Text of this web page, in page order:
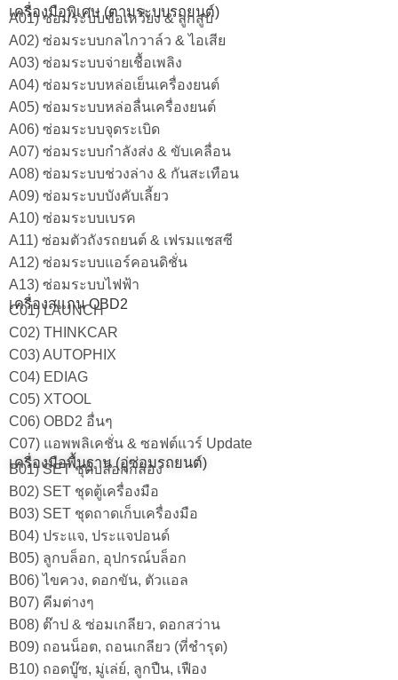
เครื่องมือพิเศษ (ตามระบบรถยนต์)
A01) ซ่อมระบบข้อเหวี่ยง & ลูกสูบ
A02) ซ่อมระบบกลไกวาล์ว & ไอเสีย
A03) ซ่อมระบบจ่ายเชื้อเพลิง
A04) ซ่อมระบบหล่อเย็นเครื่องยนต์
A05) ซ่อมระบบหล่อลื่นเครื่องยนต์
A06) ซ่อมระบบจุดระเบิด
A07) ซ่อมระบบกำลังส่ง & ขับเคลื่อน
A08) ซ่อมระบบช่วงล่าง & กันสะเทือน
A09) ซ่อมระบบบังคับเลี้ยว
A10) ซ่อมระบบเบรค
A11) ซ่อมตัวถังรถยนต์ & เฟรมแชสซี
A12) ซ่อมระบบแอร์คอนดิชั่น
A13) ซ่อมระบบไฟฟ้า
เครื่องสแกน OBD2
C01) LAUNCH
C02) THINKCAR
C03) AUTOPHIX
C04) EDIAG
C05) XTOOL
C06) OBD2 อื่นๆ
C07) แอพพลิเคชั่น & ซอฟต์แวร์ Update
เครื่องมือพื้นฐาน (อู่ซ่อมรถยนต์)
B01) SET ชุดบล็อกกล่อง
B02) SET ชุดตู้เครื่องมือ
B03) SET ชุดถาดเก็บเครื่องมือ
B04) ประแจ, ประแจปอนด์
B05) ลูกบล็อก, อุปกรณ์บล็อก
B06) ไขควง, ดอกขัน, ตัวแอล
B07) คีมต่างๆ
B08) ต๊าป & ซ่อมเกลียว, ดอกสว่าน
B09) ถอนน็อต, ถอนเกลียว (ที่ชำรุด)
B10) ถอดบู๊ซ, มู่เล่ย์, ลูกปืน, เฟือง